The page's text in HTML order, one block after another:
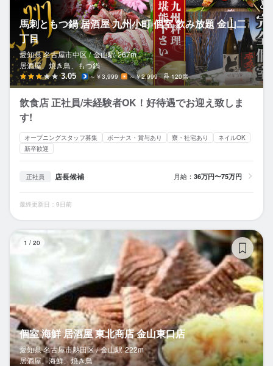
馬刺ともつ鍋 居酒屋 九州小町 個室 飲み放題 金山二
丁目
愛知県 名古屋市中区 / 金山駅 267m
居酒屋、焼き鳥、もつ鍋
3.05 ～￥3,999 ～￥2,999 120席
飲食店 正社員/未経験者OK！好待遇でお迎え致しま
す!
オープニングスタッフ募集 ボーナス・賞与あり 寮・社宅あり
ネイルOK
新卒歓迎
正社員 店長候補 月給： 36万円〜75万円
最終更新日：9日前
1 / 20
個室 海鮮 居酒屋 東北商店 金山東口店
愛知県 名古屋市熱田区 / 金山駅 222m
居酒屋、海鮮、焼き鳥